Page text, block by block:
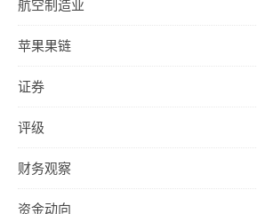
航空制造业
苹果果链
证券
评级
财务观察
资金动向